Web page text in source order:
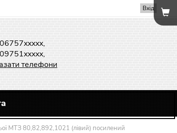
Вхід
телефони
МТЗ 80,82,892,1021 (лівий) посилений